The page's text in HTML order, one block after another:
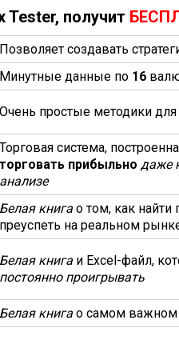
получит
Позволяет создавать
Минутные данные по 16
Очень простые методики для
Торговая система,
торговать прибыльно даже
анализе
Белая книга о том, как
преуспеть на реальном
Белая книга и Excel-файл,
постоянно проигрывать
Белая книга о самом важном